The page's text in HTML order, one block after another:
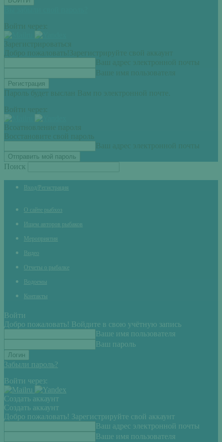
Войти через:
Зарегистрироваться
Добро пожаловать! Зарегистрируйте свой аккаунт
Ваш адрес электронной почты
Ваше имя пользователя
Пароль будет выслан Вам по электронной почте.
Войти через:
Всоатновление пароля
Восстановите свой пароль
Ваш адрес электронной почты
Поиск
Вход/Регистрация
О сайте рыбхоз
Ищем авторов рыбаков
Мероприятия
Видео
Отчеты о рыбалке
Водоемы
Контакты
Войти
Добро пожаловать! Войдите в свою учётную запись
Ваше имя пользователя
Ваш пароль
Забыли пароль?
Войти через:
Создать аккаунт
Создать аккаунт
Добро пожаловать! Зарегистрируйте свой аккаунт
Ваш адрес электронной почты
Ваше имя пользователя